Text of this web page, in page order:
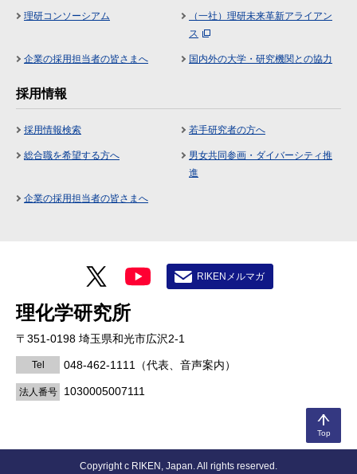
Top
理研コンソーシアム
（一社）理研未来革新アライアン
ス
企業の採用担当者の皆さまへ 国内外の大学・研究機関との協力
採用情報
採用情報検索 若手研究者の方へ
総合職を希望する方へ
男女共同参画・ダイバーシティ推
進
企業の採用担当者の皆さまへ
理化学研究所
〒351-0198 埼玉県和光市広沢2-1
Tel 048-462-1111 （代表、音声案内）
法人番号 1030005007111
RIKENメルマガ
Copyright c RIKEN, Japan. All rights reserved.